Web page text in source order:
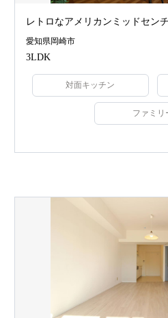
レトロなアメリカンミッドセン
愛知県岡崎市
3LDK
対面キッチン
ファミリ